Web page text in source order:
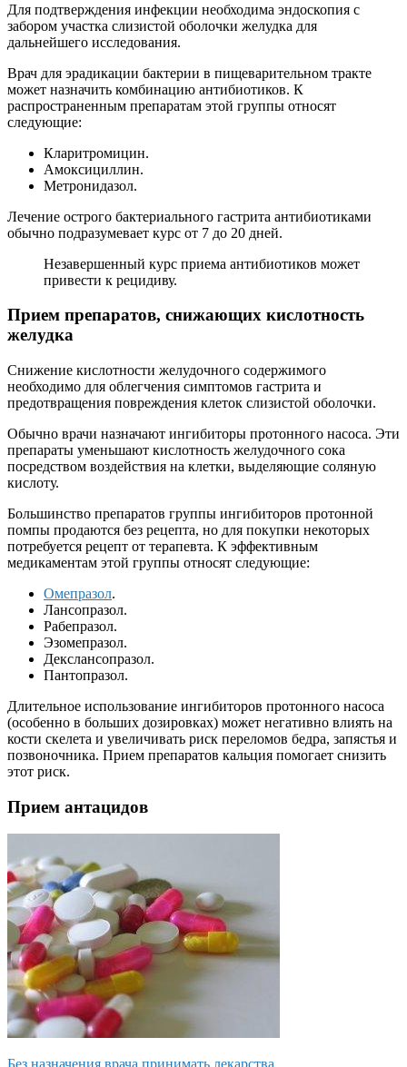
Для подтверждения инфекции необходима эндоскопия с
забором участка слизистой оболочки желудка для
дальнейшего исследования.
Врач для эрадикации бактерии в пищеварительном тракте
может назначить комбинацию антибиотиков. К
распространенным препаратам этой группы относят
следующие:
Кларитромицин.
Амоксициллин.
Метронидазол.
Лечение острого бактериального гастрита антибиотиками
обычно подразумевает курс от 7 до 20 дней.
Незавершенный курс приема антибиотиков может
привести к рецидиву.
Прием препаратов, снижающих кислотность
желудка
Снижение кислотности желудочного содержимого
необходимо для облегчения симптомов гастрита и
предотвращения повреждения клеток слизистой оболочки.
Обычно врачи назначают ингибиторы протонного насоса. Эти
препараты уменьшают кислотность желудочного сока
посредством воздействия на клетки, выделяющие соляную
кислоту.
Большинство препаратов группы ингибиторов протонной
помпы продаются без рецепта, но для покупки некоторых
потребуется рецепт от терапевта. К эффективным
медикаментам этой группы относят следующие:
Омепразол.
Лансопразол.
Рабепразол.
Эзомепразол.
Декслансопразол.
Пантопразол.
Длительное использование ингибиторов протонного насоса
(особенно в больших дозировках) может негативно влиять на
кости скелета и увеличивать риск переломов бедра, запястья и
позвоночника. Прием препаратов кальция помогает снизить
этот риск.
Прием антацидов